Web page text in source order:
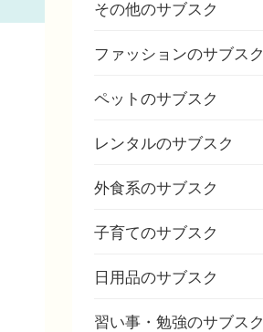
その他のサブスク
ファッションのサブスク
ペットのサブスク
レンタルのサブスク
外食系のサブスク
子育てのサブスク
日用品のサブスク
習い事・勉強のサブスク